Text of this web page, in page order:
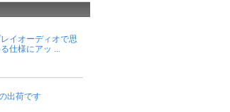
イオーディオで思
仕様にアッ ...
出荷です